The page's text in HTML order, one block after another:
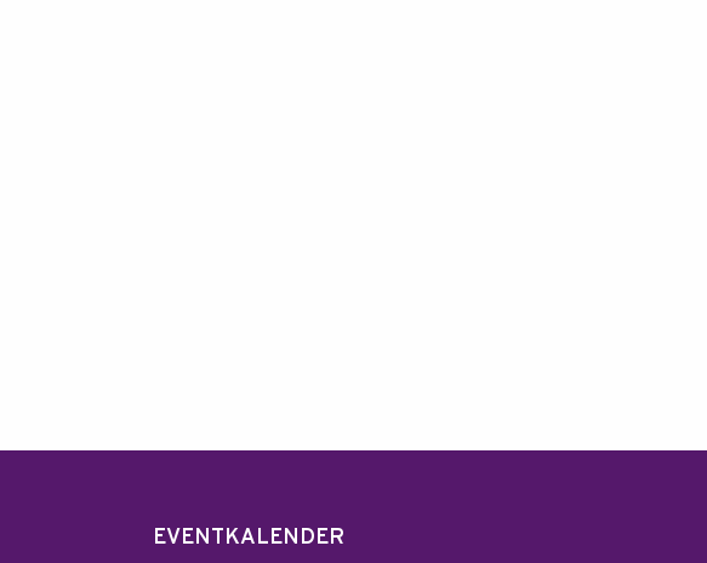
EVENTKALENDER